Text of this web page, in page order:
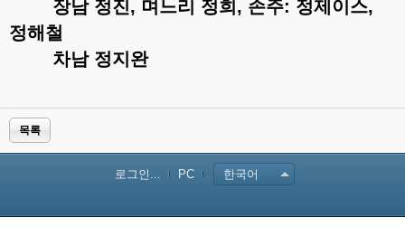
장남 정진, 며느리 정희, 손주: 정제이스,
정해철
차남 정지완
목록
로그인... PC 한국어